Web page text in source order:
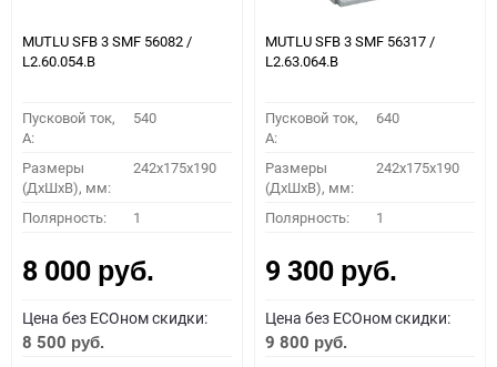
MUTLU SFB 3 SMF 56082 /
L2.60.054.B
Пусковой ток,
A:
540
Размеры
(ДхШхВ), мм:
242x175x190
Полярность: 1
8 000 руб.
Цена без ECOном скидки:
8 500 руб.
MUTLU SFB 3 SMF 56317 /
L2.63.064.B
Пусковой ток,
A:
640
Размеры
(ДхШхВ), мм:
242x175x190
Полярность: 1
9 300 руб.
Цена без ECOном скидки:
9 800 руб.